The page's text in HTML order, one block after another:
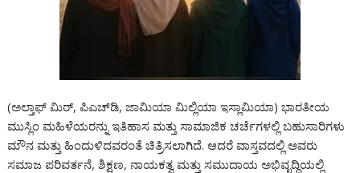
(ಅಲ್ತಾಫ್ ಮಿರ್, ಪಿಎಚ್‌ಡಿ, ಜಾಮಿಯಾ ಮಿಲ್ಲಿಯಾ ಇಸ್ಲಾಮಿಯಾ) ಭಾರತೀಯ
ಮುಸ್ಲಿಂ ಮಹಿಳೆಯರನ್ನು ಇತಿಹಾಸ ಮತ್ತು ಸಾಮಾಜಿಕ ಚರ್ಚೆಗಳಲ್ಲಿ ಬಹುಸಾರಿಗಳು
ಮೌನ ಮತ್ತು ಹಿಂದುಳಿದವರಂತೆ ಚಿತ್ರಿಸಲಾಗಿದೆ. ಆದರೆ ವಾಸ್ತವದಲ್ಲಿ ಅವರು
ಸಮಾಜ ಪರಿವರ್ತನೆ, ಶಿಕ್ಷಣ, ನಾಯಕತ್ವ ಮತ್ತು ಸಮುದಾಯ ಅಭಿವೃದ್ಧಿಯಲ್ಲಿ